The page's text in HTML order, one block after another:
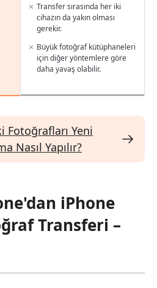
Transfer sırasında her iki
cihazın da yakın olması
gerekir.
Büyük fotoğraf kütüphaneleri
için diğer yöntemlere göre
daha yavaş olabilir.
Fotoğrafları Yeni
Nasıl Yapılır?
iPhone
Transferi –